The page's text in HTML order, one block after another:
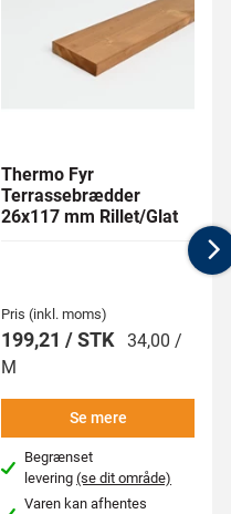
Thermo Fyr
Terrassebrædder
26x117 mm Rillet/Glat
Pris (inkl. moms)
199,21 / STK 34,00 /
M
Se mere
Begrænset
levering(se dit område)
Varen kan afhentes